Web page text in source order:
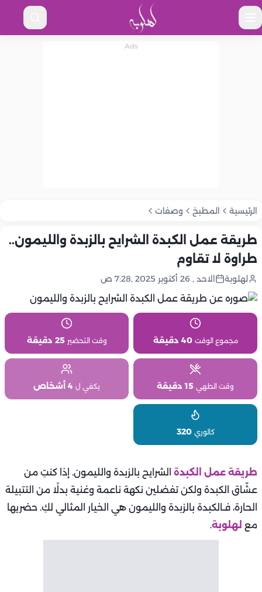
الرئيسية المطبخ وصفات
طريقة عمل الكبدة الشرايح بالزبدة والليمون..
طراوة لا تقاوم
لهلوبة الاحد , 26 أكتوبر 2025 ,7:28 ص
مجموع الوقت 40 دقيقة وقت التحضير 25 دقيقة
وقت الطهي 15 دقيقة يكفي ل 4 أشخاص
كالوري 320
طريقة عمل الكبدة الشرايح بالزبدة والليمون. إذا كنتِ من
عشّاق الكبدة ولكن تفضلين نكهة ناعمة وغنية بدلًا من التتبيلة
الحارة، فـالكبدة بالزبدة والليمون هي الخيار المثالي لكِ. حضريها
مع لهلوبة.